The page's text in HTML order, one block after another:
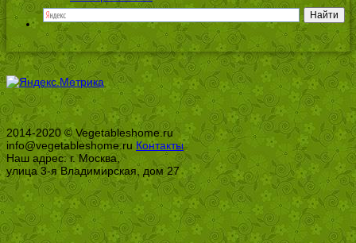
2014-2020 © Vegetableshome.ru
info@vegetableshome.ru Контакты
Наш адрес: г. Москва,
улица 3-я Владимирская, дом 27